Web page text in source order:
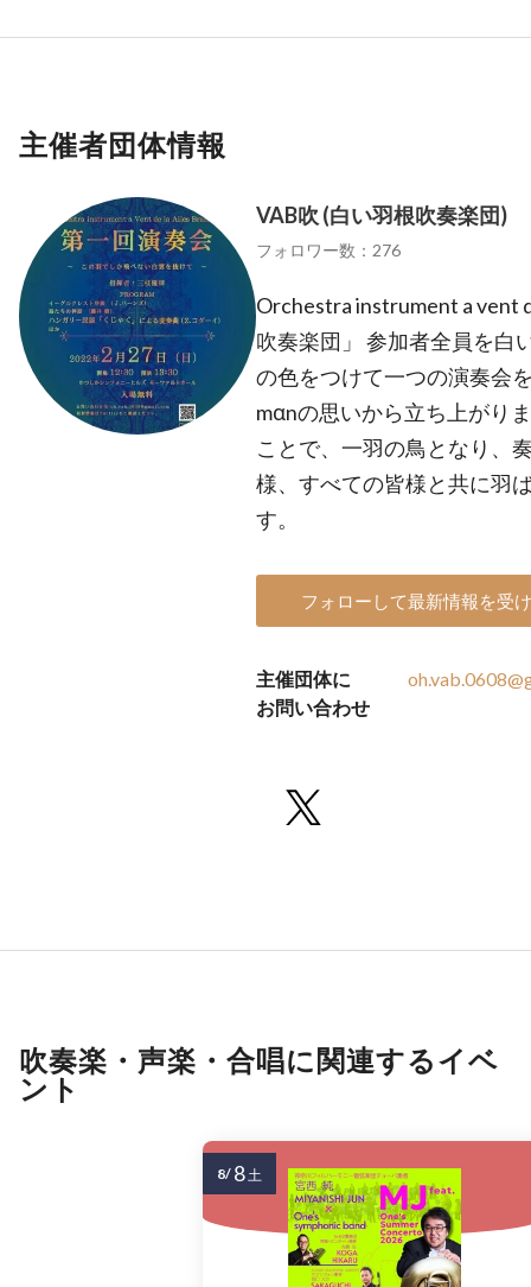
主催者団体情報
VAB吹 (白い羽根吹奏楽団)
フォロワー数：276
Orchestra instrument a vent
吹奏楽団」 参加者全員を白
の色をつけて一つの演奏会
mαnの思いから立ち上がり
ことで、一羽の鳥となり、
様、すべての皆様と共に羽
す。
フォローして最新情報を受
主催団体に
お問い合わせ
吹奏楽・声楽・合唱に関連するイベ
ント
8/ 8土